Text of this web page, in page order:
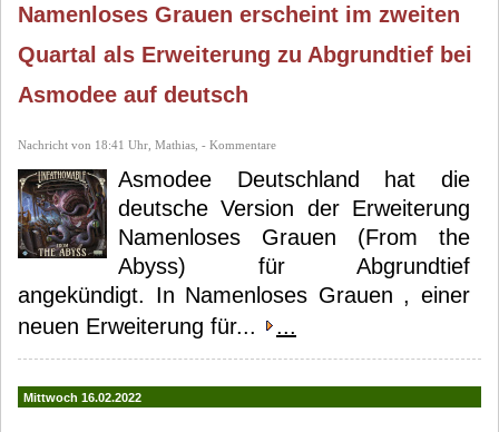
Kemppainen
Namenloses Grauen erscheint im zweiten
Quartal als Erweiterung zu Abgrundtief bei
Asmodee auf deutsch
Nachricht von 18:41 Uhr, Mathias, - Kommentare
Asmodee Deutschland hat die
deutsche Version der Erweiterung
Namenloses Grauen (From the
Abyss) für Abgrundtief
angekündigt. In Namenloses Grauen , einer
neuen Erweiterung für...
...
Mittwoch 16.02.2022